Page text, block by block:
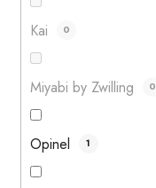
Kai 0
Miyabi by Zwilling 0
Opinel 1